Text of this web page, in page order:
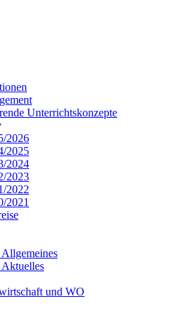
Unterrichtskonzepte
2026
2025
2024
2023
2022
2021
und WO